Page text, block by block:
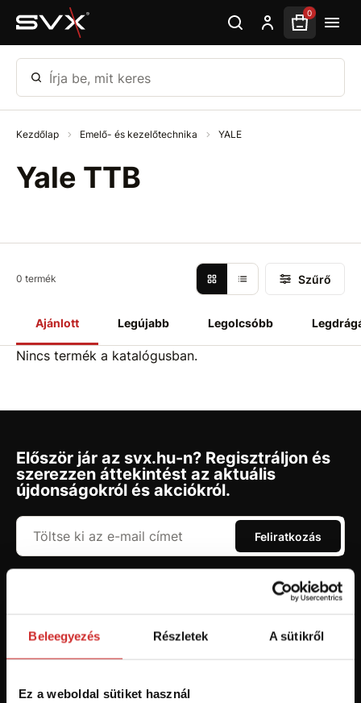
Beleegyezés Részletek A sütikről
Ez a weboldal sütiket használ
Ugrás az oldal fő részéhez 0
Írja be, mit keres
Kezdőlap Emelő- és kezelőtechnika YALE
Yale TTB
Ajánlott Legújabb Legolcsóbb
0 termék Szűrő
Nincs termék a katalógusban.
Először jár az svx.hu-n? Regisztráljon és
szerezzen áttekintést az aktuális
újdonságokról és akciókról.
Feliratkozás
Hozzájárulok a személyes adatok feldolgozásához üzleti
értesítések küldése céljából - 16 éven felüli személyek számára